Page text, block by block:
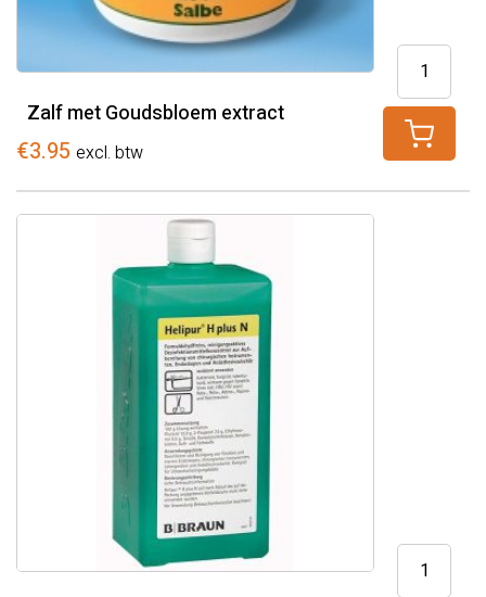
Zalf met Goudsbloem extract
€3.95 excl. btw
Zalf
met
extract